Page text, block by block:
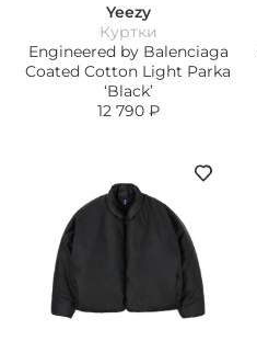
Yeezy
Куртки
Engineered by Balenciaga
Coated Cotton Light Parka
‘Black’
12 790 ₽